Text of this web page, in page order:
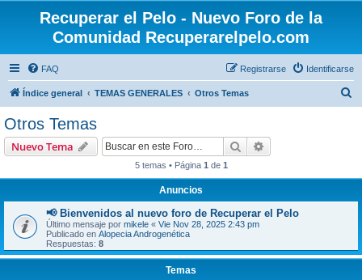
Recuperar el Pelo - Nuevo Foro de la
Comunidad Recuperarelpelo.com
FAQ Identificarse
Registrarse
Índice general TEMAS GENERALES Otros Temas
Otros Temas
Nuevo Tema Buscar
5 temas • Página 1 de 1
Anuncios
📢 Bienvenidos al nuevo foro de Recuperar el Pelo
Último mensaje por mikele « Vie Nov 28, 2025 2:43 pm
Publicado en Alopecia Androgenética
Respuestas: 8
Temas